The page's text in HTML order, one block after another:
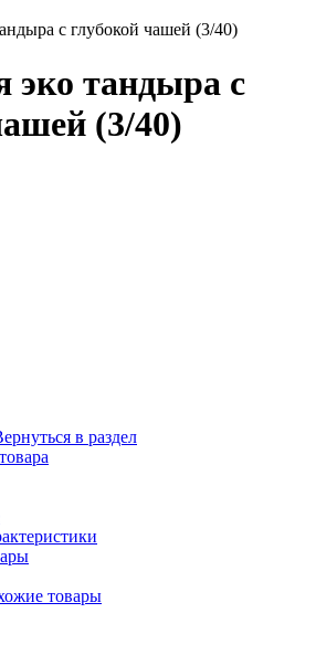
с глубокой чашей (3/40)
эко тандыра с
(3/40)